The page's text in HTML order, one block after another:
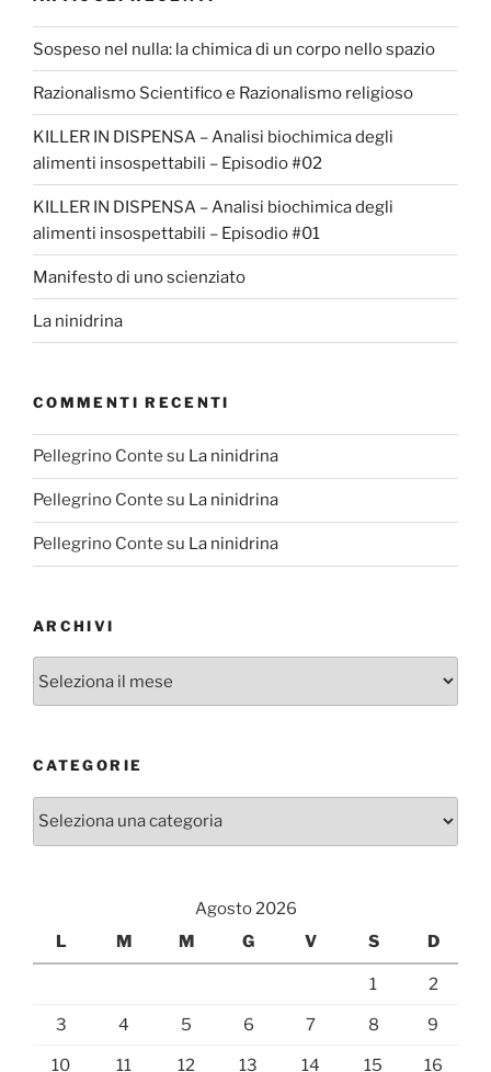
Sospeso nel nulla: la chimica di un corpo nello spazio
Razionalismo Scientifico e Razionalismo religioso
KILLER IN DISPENSA – Analisi biochimica degli
alimenti insospettabili – Episodio #02
KILLER IN DISPENSA – Analisi biochimica degli
alimenti insospettabili – Episodio #01
Manifesto di uno scienziato
La ninidrina
COMMENTI RECENTI
Pellegrino Conte su La ninidrina
Pellegrino Conte su La ninidrina
Pellegrino Conte su La ninidrina
ARCHIVI
CATEGORIE
Categorie
Agosto 2026
L
M M G V S D
1 2
3 4 5 6 7 8 9
10 11 12 13 14 15 16